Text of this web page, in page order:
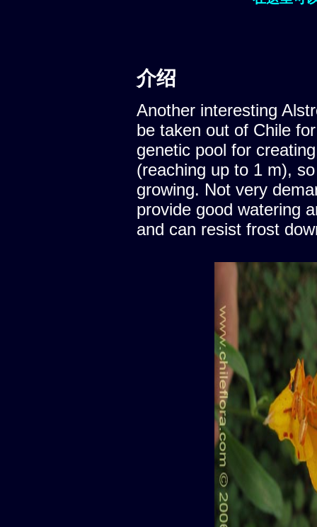
介绍
Another interesting
be taken out of Chile
genetic pool for
(reaching up to 1 m),
growing. Not very
provide good watering
and can resist frost